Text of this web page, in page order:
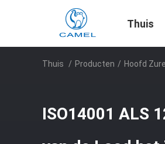
Thuis
Thuis / Producten / Hoofd
ISO14001 ALS